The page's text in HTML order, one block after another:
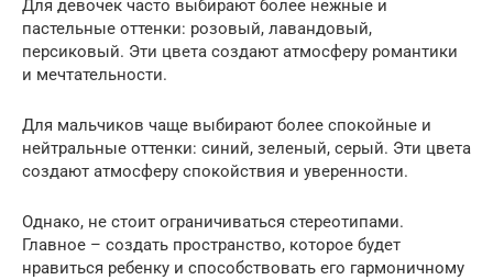
Для девочек часто выбирают более нежные и
пастельные оттенки: розовый, лавандовый,
персиковый. Эти цвета создают атмосферу романтики
и мечтательности.
Для мальчиков чаще выбирают более спокойные и
нейтральные оттенки: синий, зеленый, серый. Эти цвета
создают атмосферу спокойствия и уверенности.
Однако, не стоит ограничиваться стереотипами.
Главное – создать пространство, которое будет
нравиться ребенку и способствовать его гармоничному